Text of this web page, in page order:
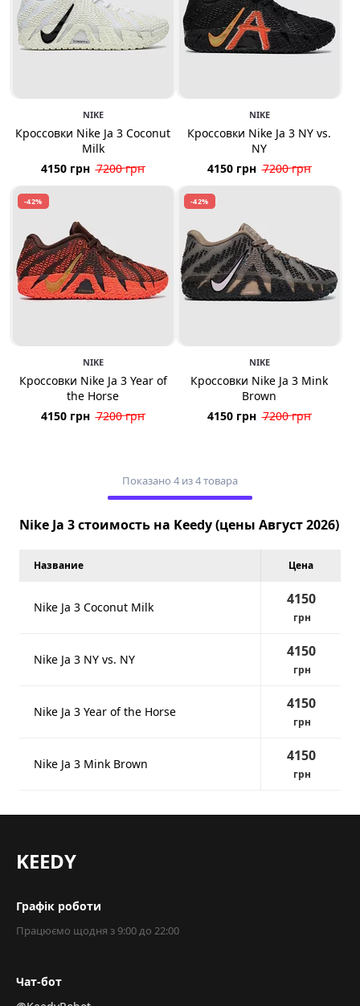
NIKE
Кроссовки Nike Ja 3 Coconut
Milk
4150 грн 7200 грн
NIKE
Кроссовки Nike Ja 3 NY vs.
NY
4150 грн 7200 грн
-42%
NIKE
Кроссовки Nike Ja 3 Year of
the Horse
4150 грн 7200 грн
-42%
NIKE
Кроссовки Nike Ja 3 Mink
Brown
4150 грн 7200 грн
Показано 4 из 4 товара
Nike Ja 3 стоимость на Keedy (цены Август 2026)
Название Цена
Nike Ja 3 Coconut Milk 4150
грн
Nike Ja 3 NY vs. NY 4150
грн
Nike Ja 3 Year of the Horse 4150
грн
Nike Ja 3 Mink Brown 4150
грн
KEEDY
Графік роботи
Працюємо щодня з 9:00 до 22:00
Чат-бот